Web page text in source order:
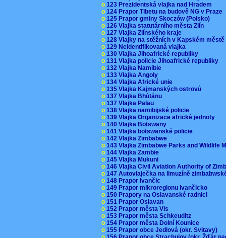
o 123 Prezidentská vlajka nad Hradem
o 124 Prapor Tibetu na budově NG v Praze
o 125 Prapor gminy Skoczów (Polsko)
o 126 Vlajka statutárního města Zlín
o 127 Vlajka Zlínského kraje
o 128 Vlajky na stěžních v Kapském
o 129 Neidentifikovaná vlajka
o 130 Vlajka Jihoafrické republiky
o 131 Vlajka policie Jihoafrické republiky
o 132 Vlajka Namibie
o 133 Vlajka Angoly
o 134 Vlajka Africké unie
o 135 Vlajka Kajmanských ostrovů
o 137 Vlajka Bhútánu
o 137 Vlajka Palau
o 138 Vlajka namibijské policie
o 139 Vlajka Organizace africké jednoty
o 140 Vlajka Botswany
o 141 Vlajka botswanské policie
o 142 Vlajka Zimbabwe
o 143 Vlajka Zimbabwe Parks and Wildlife
o 144 Vlajka Zambie
o 145 Vlajka Mukuni
o 146 Vlajka Civil Aviation Authority of
o 147 Autovlaječka na limuzíně
o 148 Prapor Ivančic
o 149 Prapor mikroregionu Ivančicko
o 150 Prapory na Oslavanské radnici
o 151 Prapor Oslavan
o 152 Prapor města Vis
o 153 Prapor města Schkeuditz
o 154 Prapor města Dolní Kounice
o 155 Prapor obce Jedlová (okr. Svitavy)